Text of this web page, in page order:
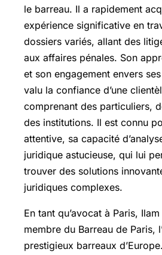
le barreau. Il a rapidement
expérience significative en
dossiers variés, allant des
aux affaires pénales. Son
et son engagement envers
valu la confiance d’une
comprenant des particuliers,
des institutions. Il est connu
attentive, sa capacité
juridique astucieuse, qui lui
trouver des solutions
juridiques complexes.
En tant qu’avocat à Paris,
membre du Barreau de Paris,
prestigieux barreaux